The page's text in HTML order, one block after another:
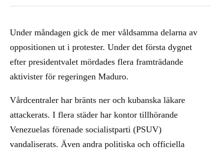
Under måndagen gick de mer våldsamma delarna av
oppositionen ut i protester. Under det första dygnet
efter presidentvalet mördades flera framträdande
aktivister för regeringen Maduro.
Vårdcentraler har bränts ner och kubanska läkare
attackerats. I flera städer har kontor tillhörande
Venezuelas förenade socialistparti (PSUV)
vandaliserats. Även andra politiska och officiella